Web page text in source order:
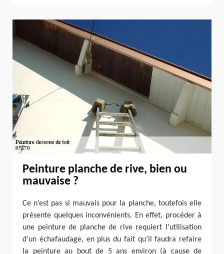
Peinture planche de rive, bien ou
mauvaise ?
Ce n’est pas si mauvais pour la planche, toutefois elle
présente quelques inconvénients. En effet, procéder à
une peinture de planche de rive requiert l’utilisation
d’un échafaudage, en plus du fait qu’il faudra refaire
la peinture au bout de 5 ans environ (à cause de